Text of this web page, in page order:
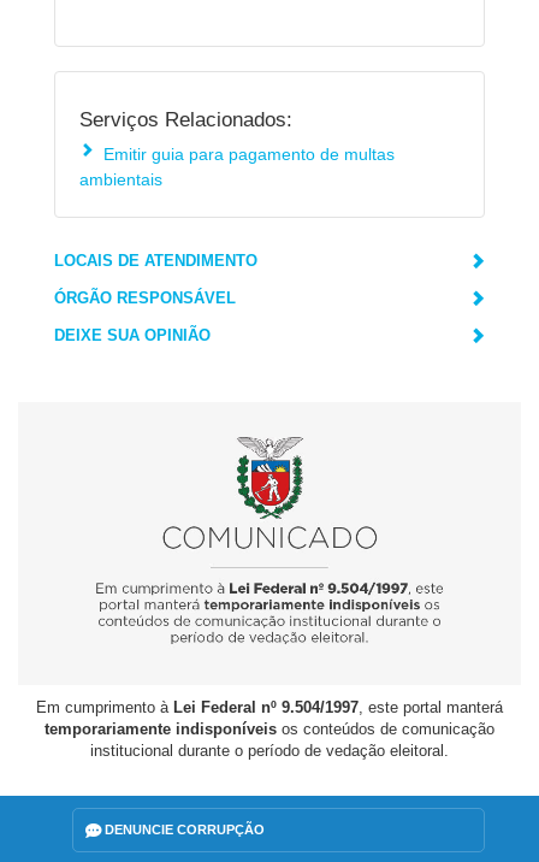
Serviços Relacionados:
Emitir guia para pagamento de multas
ambientais
LOCAIS DE ATENDIMENTO
ÓRGÃO RESPONSÁVEL
DEIXE SUA OPINIÃO
Em cumprimento à Lei Federal nº 9.504/1997, este portal manterá
temporariamente indisponíveis os conteúdos de comunicação
institucional durante o período de vedação eleitoral.
DENUNCIE CORRUPÇÃO